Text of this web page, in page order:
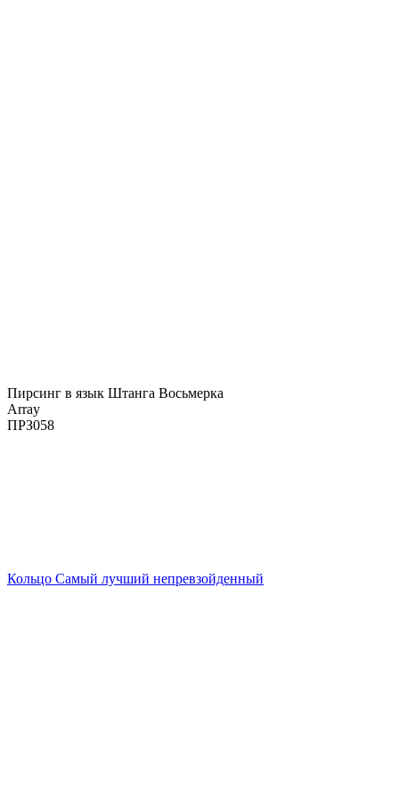
Пирсинг в язык Штанга Восьмерка
Array
ПРЗ058
Кольцо Самый лучший непревзойденный